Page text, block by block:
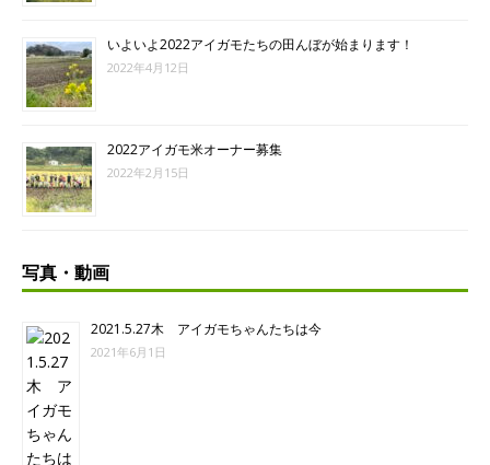
いよいよ2022アイガモたちの田んぼが始まります！
2022年4月12日
2022アイガモ米オーナー募集
2022年2月15日
写真・動画
2021.5.27木 アイガモちゃんたちは今
2021年6月1日